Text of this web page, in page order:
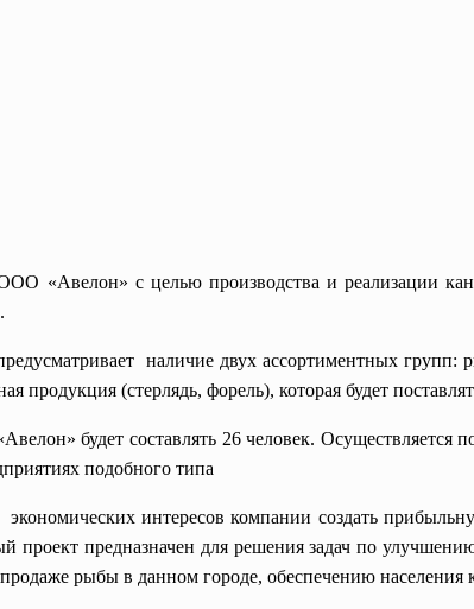
«Авелон» с целью производства и реализации
наличие двух ассортиментных групп:
продукция (стерлядь, форель), которая будет
будет составлять 26 человек. Осуществляется
подобного типа
экономических интересовкомпании создать
проект предназначен для решения задач по
рыбы в данном городе, обеспечению населения